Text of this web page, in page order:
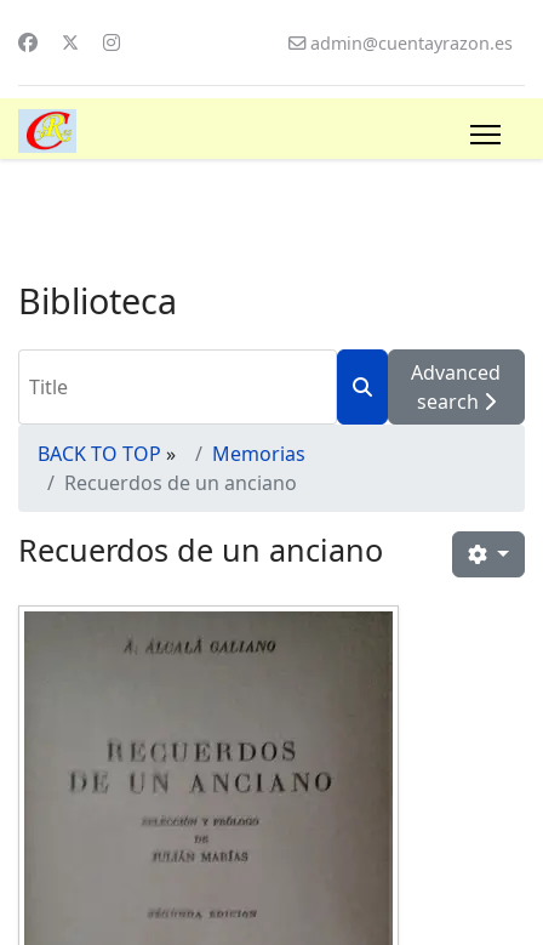
admin@cuentayrazon.es
Biblioteca
Advanced
search
BACK TO TOP »
Memorias
Recuerdos de un anciano
Recuerdos de un anciano